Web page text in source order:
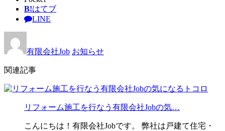
B!はてブ
LINE
有限会社Job お知らせ
関連記事
リフォーム施工を行なう有限会社Jobの気…
こんにちは！有限会社Jobです。 弊社は戸建て住宅・